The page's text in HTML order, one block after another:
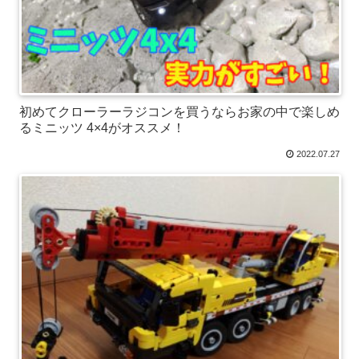
初めてクローラーラジコンを買うならお家の中で楽しめ
るミニッツ 4×4がオススメ！
2022.07.27